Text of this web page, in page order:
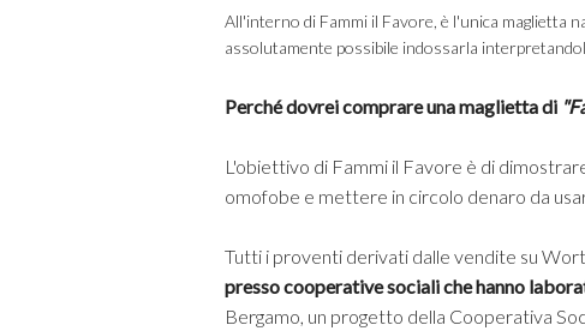
All'interno di Fammi il Favore, è l'unica maglietta
assolutamente possibile indossarla
Perché dovrei comprare una maglietta di
L'obiettivo di Fammi il Favore è di
omofobe e mettere in circolo denaro da
Tutti i proventi derivati dalle vendite su
pressocooperative sociali che hanno
Bergamo, un progetto della Cooperativa